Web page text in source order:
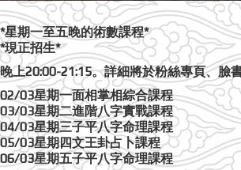
*星期一至五晚的術數課程*
*現正招生*
晚上20:00-21:15。詳細將於粉絲專頁、
02/03星期一面相掌相綜合課程
03/03星期二進階八字實戰課程
04/03星期三子平八字命理課程
05/03星期四文王卦占卜課程
06/03星期五子平八字命理課程